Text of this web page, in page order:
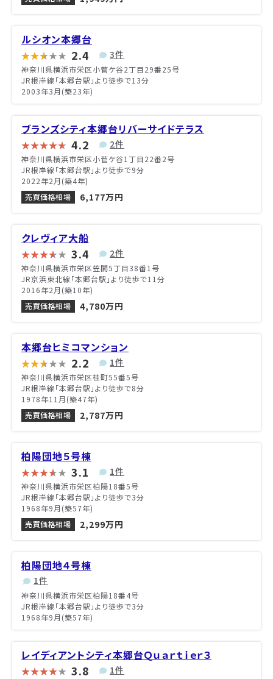
ルシオン本郷台
2.4 3件
神奈川県横浜市栄区小菅ケ谷2丁目29番25号
JR根岸線「本郷台駅」より徒歩で13分
2003年3月(築23年)
ブランズシティ本郷台リバーサイドテラス
4.2 2件
神奈川県横浜市栄区小菅ケ谷1丁目22番2号
JR根岸線「本郷台駅」より徒歩で9分
2022年2月(築4年)
売買価格相場
6,177万円
クレヴィア大船
3.4 2件
神奈川県横浜市栄区笠間5丁目38番1号
JR京浜東北線「本郷台駅」より徒歩で11分
2016年2月(築10年)
売買価格相場
4,780万円
本郷台ヒミコマンション
2.2 1件
神奈川県横浜市栄区桂町55番5号
JR根岸線「本郷台駅」より徒歩で8分
1978年11月(築47年)
売買価格相場
2,787万円
柏陽団地５号棟
3.1 1件
神奈川県横浜市栄区柏陽18番5号
JR根岸線「本郷台駅」より徒歩で3分
1968年9月(築57年)
売買価格相場
2,299万円
柏陽団地４号棟
1件
神奈川県横浜市栄区柏陽18番4号
JR根岸線「本郷台駅」より徒歩で3分
1968年9月(築57年)
レイディアントシティ本郷台Ｑｕａｒｔｉｅｒ３
3.8 1件